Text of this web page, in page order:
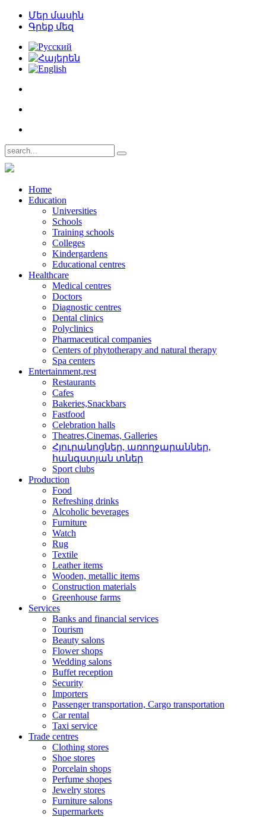
Մեր մասին
Գրեք մեզ
Home
Education
Universities
Schools
Training schools
Colleges
Kindergardens
Educational centres
Healthcare
Medical centres
Doctors
Diagnostic centres
Dental clinics
Polyclinics
Pharmaceutical companies
Centers of phytotherapy and natural therapy
Spa centers
Entertainment,rest
Restaurants
Cafes
Bakeries,Snackbars
Fastfood
Celebration halls
Theatres,Cinemas, Galleries
Հյուրանոցներ, առողջար­աններ,
հանգստյան տներ
Sport clubs
Production
Food
Refreshing drinks
Alcoholic beverages
Furniture
Watch
Rug
Textile
Leather items
Wooden, metallic items
Construction materials
Greenhouse farms
Services
Banks and financial services
Tourism
Beauty salons
Flower shops
Wedding salons
Buffet reception
Security
Importers
Passenger transportation, Cargo transportation
Car rental
Taxi service
Trade centres
Clothing stores
Shoe stores
Porcelain shops
Perfume shopes
Jewelry stores
Furniture salons
Supermarkets